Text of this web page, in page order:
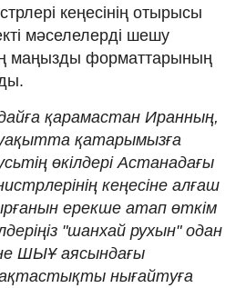
кеңесінің отырысы
мәселелерді шешу
маңызды форматтарының
қарамастан Иранның,
қатарымызға
өкілдері Астанадағы
кеңесіне алғаш
ерекше атап өткім
"шанхай рухын" одан
ШЫҰ аясындағы
нығайтуға